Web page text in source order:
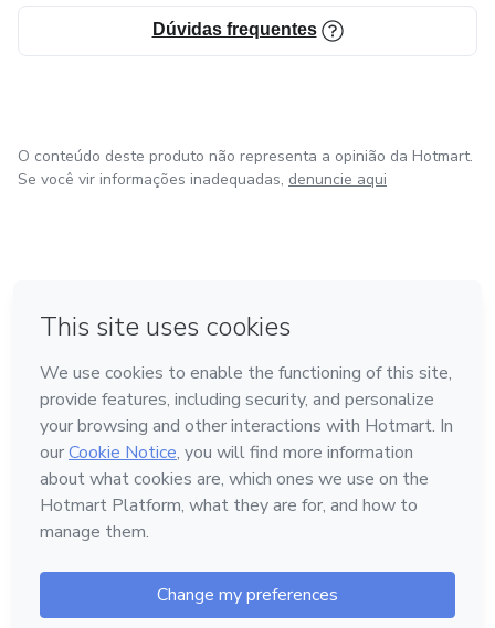
Dúvidas frequentes
O conteúdo deste produto não representa a opinião da Hotmart.
Se você vir informações inadequadas, denuncie aqui
Feito com ❤
em Belo Horizonte
Conheça a Hotmart
Idioma